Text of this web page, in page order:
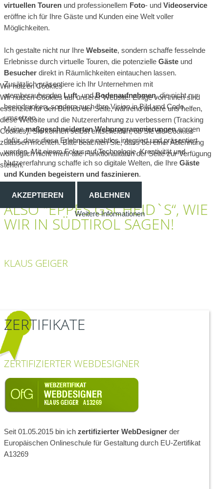
virtuellen Touren und professionellem Foto- und Videoservice
eröffne ich für Ihre Gäste und Kunden eine Welt voller
Möglichkeiten.
Ich gestalte nicht nur Ihre Webseite, sondern schaffe fesselnde
Erlebnisse durch virtuelle Touren, die potenzielle Gäste und
Besucher direkt in Räumlichkeiten eintauchen lassen.
Zusätzlich präsentiere ich Ihr Unternehmen mit
atemberaubenden Luft- undBodenaufnahmen, die nicht nur
beeindrucken, sondern auch Ihre Vision in Bild und Code
umsetzen.
Meinemaßgeschneiderten Webprogrammierungensorgen
dafür, dass diese Erlebnisse nahtlos integriert und präsentiert
werden. Mit einem Fokus auf Technologie, Kreativität und
Nutzererfahrung schaffe ich so digitale Welten, die Ihre Gäste
und Kunden begeistern und faszinieren.
ALSO "EPPES GSCHEID`S“, WIE
WIR IN SÜDTIROL SAGEN!
KLAUS GEIGER
ZERTIFIKATE
ZERTIFIZIERTER WEBDESIGNER
Seit 01.05.2015 bin ich zertifizierter WebDesigner der
Europäischen Onlineschule für Gestaltung durch EU-Zertifikat
A13269
Wir nutzen Cookies
Wir nutzen Cookies auf unserer Website. Einige von ihnen sind
essenziell für den Betrieb der Seite, während andere uns helfen,
diese Website und die Nutzererfahrung zu verbessern (Tracking
Cookies). Sie können selbst entscheiden, ob Sie die Cookies
zulassen möchten. Bitte beachten Sie, dass bei einer Ablehnung
womöglich nicht mehr alle Funktionalitäten der Seite zur Verfügung
stehen.
AKZEPTIEREN ABLEHNEN
Weitere Informationen